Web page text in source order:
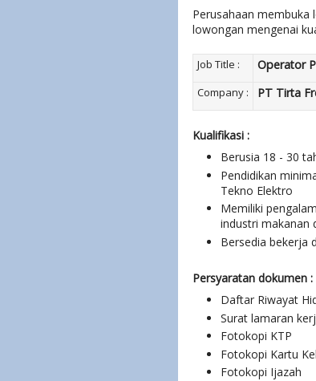
Perusahaan membuka
lowongan mengenai
Job Title : Operator
Company : PT Tirta
Kualifikasi :
Berusia 18 - 30
Pendidikan
Tekno Elektro
Memiliki
industri makanan
Bersedia bekerja
Persyaratan dokumen :
Daftar Riwayat
Surat lamaran
Fotokopi KTP
Fotokopi Kartu
Fotokopi Ijazah